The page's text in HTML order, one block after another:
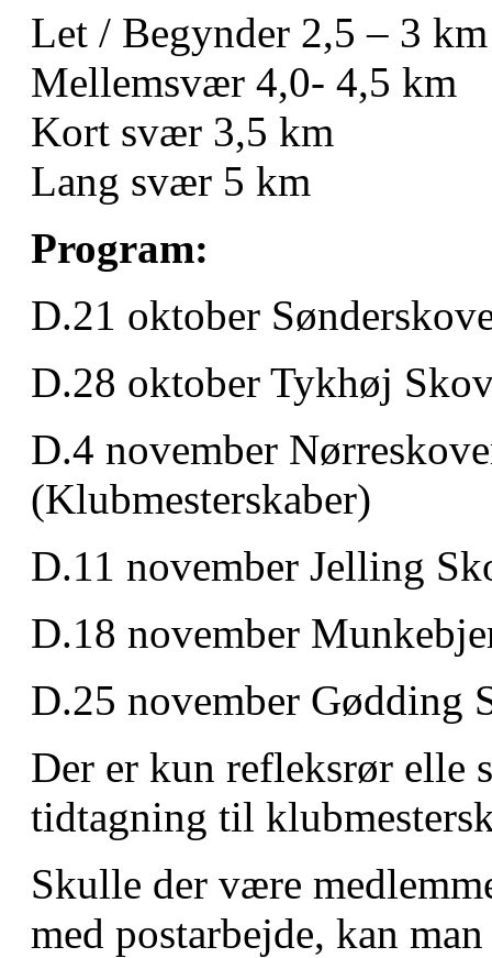
Let / Begynder 2,5 – 3 km
Mellemsvær 4,0- 4,5 km
Kort svær 3,5 km
Lang svær 5 km
Program:
D.21 oktober
D.28 oktober Tykhøj
D.4 november
(Klubmesterskaber)
D.11 november Jelling
D.18 november
D.25 november Gødding
Der er kun refleksrør elle
tidtagning til
Skulle der være
med postarbejde, kan